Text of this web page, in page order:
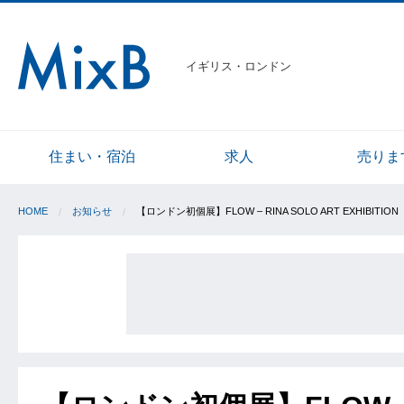
イギリス・ロンドン
住まい・宿泊 求人 売りま
HOME お知らせ 【ロンドン初個展】FLOW – RINA SOLO ART EXHIBITION